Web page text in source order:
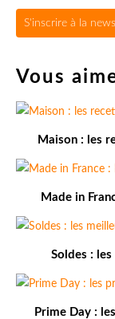
S'inscrire à la
Vous
Maison : les
Made in
Soldes :
Prime Day :